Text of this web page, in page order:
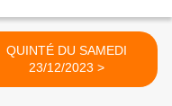
QUINTÉ DU SAMEDI
23/12/2023 >